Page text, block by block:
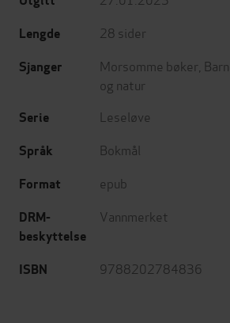
Lengde 28 sider
Sjanger Morsomme bøker
og natur
Serie Leseløve
Språk Bokmål
Format epub
DRM-
beskyttelse
Vannmerket
ISBN 9788202784836